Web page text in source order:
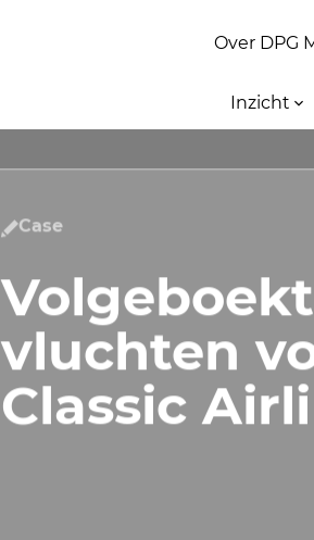
Over DPG
Inzicht
Case
vluchten
Classic